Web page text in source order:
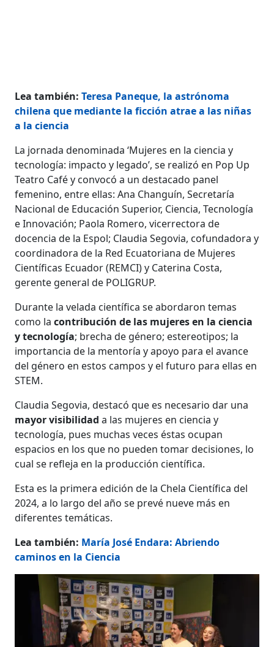
Lea también:Teresa Paneque, la astrónoma
chilena que mediante la ficción atrae a las niñas
a la ciencia
La jornada denominada ‘Mujeres en la ciencia y
tecnología: impacto y legado’, se realizó en Pop Up
Teatro Café y convocó a un destacado panel
femenino, entre ellas: Ana Changuín, Secretaría
Nacional de Educación Superior, Ciencia, Tecnología
e Innovación; Paola Romero, vicerrectora de
docencia de la Espol; Claudia Segovia, cofundadora y
coordinadora de la Red Ecuatoriana de Mujeres
Científicas Ecuador (REMCI) y Caterina Costa,
gerente general de POLIGRUP.
Durante la velada científica se abordaron temas
como lacontribución de las mujeres en la ciencia
y tecnología; brecha de género; estereotipos; la
importancia de la mentoría y apoyo para el avance
del género en estos campos y el futuro para ellas en
STEM.
Claudia Segovia, destacó que es necesario dar una
mayor visibilidad a las mujeres en ciencia y
tecnología, pues muchas veces éstas ocupan
espacios en los que no pueden tomar decisiones, lo
cual se refleja en la producción científica.
Esta es la primera edición de la Chela Científica del
2024, a lo largo del año se prevé nueve más en
diferentes temáticas.
Lea también: María José Endara: Abriendo
caminos en la Ciencia